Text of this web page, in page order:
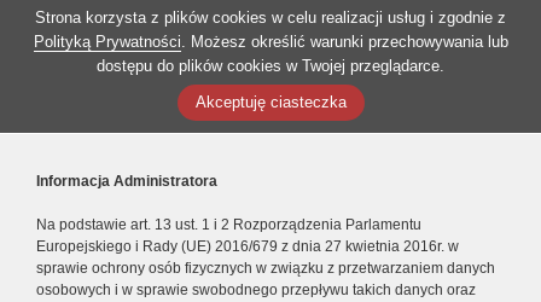
Strona korzysta z plików cookies w celu realizacji usług i zgodnie z
Polityką Prywatności. Możesz określić warunki przechowywania lub
dostępu do plików cookies w Twojej przeglądarce.
Akceptuję ciasteczka
Informacja Administratora
Na podstawie art. 13 ust. 1 i 2 Rozporządzenia Parlamentu
Europejskiego i Rady (UE) 2016/679 z dnia 27 kwietnia 2016r. w
sprawie ochrony osób fizycznych w związku z przetwarzaniem danych
osobowych i w sprawie swobodnego przepływu takich danych oraz